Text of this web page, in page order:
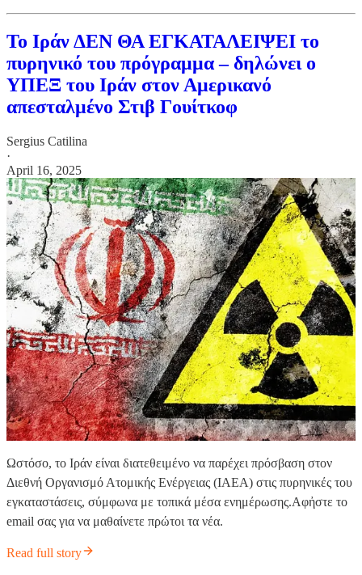
Το Ιράν ΔΕΝ ΘΑ ΕΓΚΑΤΑΛΕΙΨΕΙ το
πυρηνικό του πρόγραμμα – δηλώνει ο
ΥΠΕΞ του Ιράν στον Αμερικανό
απεσταλμένο Στιβ Γουίτκοφ
Sergius Catilina
·
April 16, 2025
Ωστόσο, το Ιράν είναι διατεθειμένο να παρέχει πρόσβαση στον
Διεθνή Οργανισμό Ατομικής Ενέργειας (ΙΑΕΑ) στις πυρηνικές του
εγκαταστάσεις, σύμφωνα με τοπικά μέσα ενημέρωσης.Αφἠστε το
email σας για να μαθαίνετε πρώτοι τα νέα.
Read full story